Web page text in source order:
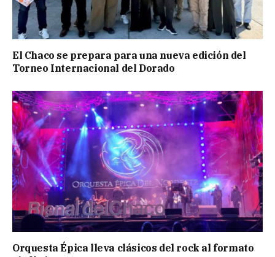
El Chaco se prepara para una nueva edición del
Torneo Internacional del Dorado
Orquesta Épica lleva clásicos del rock al formato